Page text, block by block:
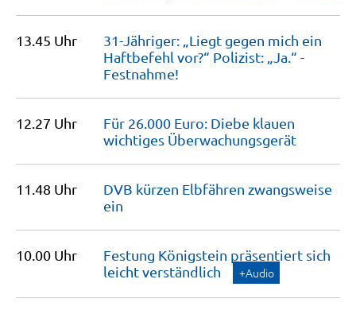
13.45 Uhr
31-Jähriger: „Liegt gegen mich ein
Haftbefehl vor?“ Polizist: „Ja.“ -
Festnahme!
12.27 Uhr
Für 26.000 Euro: Diebe klauen
wichtiges Überwachungsgerät
11.48 Uhr
DVB kürzen Elbfähren zwangsweise
ein
10.00 Uhr
Festung Königstein präsentiert sich
leichtverständlich +Audio